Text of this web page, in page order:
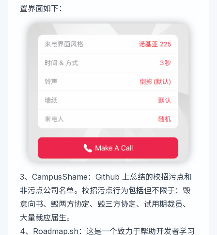
置界面如下：
3、 CampusShame：Github 上总结的校招污点和
非污点公司名单。校招污点行为包括但不限于：毁
意向书、毁两方协定、毁三方协定、试用期裁员、
大量裁应届生。
4、 Roadmap.sh：这是一个致力于帮助开发者学习